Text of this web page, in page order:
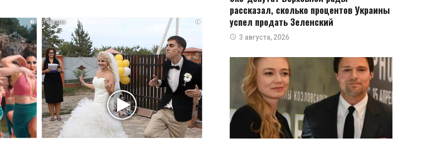
i i
рассказал, сколько процентов Украины
успел продать Зеленский
3 августа, 2026